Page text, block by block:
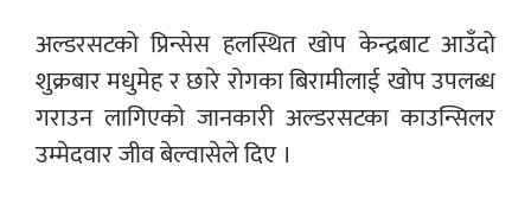
अल्डरसटको प्रिन्सेस हलस्थित खोप केन्द्रबाट आउँदो
शुक्रबार मधुमेह र छारे रोगका बिरामीलाई खोप उपलब्ध
गराउन लागिएको जानकारी अल्डरसटका काउन्सिलर
उम्मेदवार जीव बेल्वासेले दिए ।